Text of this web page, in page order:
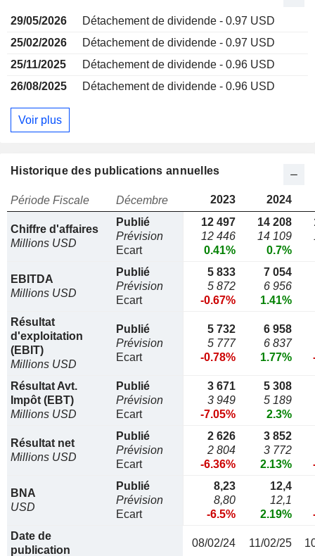
29/05/2026
Détachement de dividende - 0.97 USD
25/02/2026
Détachement de dividende - 0.97 USD
25/11/2025
Détachement de dividende - 0.96 USD
26/08/2025
Détachement de dividende - 0.96 USD
Voir plus
Historique des publications annuelles
Période Fiscale Décembre 2023 2024
Chiffre d'affaires
Millions USD
Publié
Prévision
Ecart
12 497
12 446
0.41%
14 208
14 109
0.7%
EBITDA
Millions USD
Publié
Prévision
Ecart
5 833
5 872
-0.67%
7 054
6 956
1.41%
Résultat
d'exploitation
(EBIT)
Millions USD
Publié
Prévision
Ecart
5 732
5 777
-0.78%
6 958
6 837
1.77%
Résultat Avt.
Impôt (EBT)
Millions USD
Publié
Prévision
Ecart
3 671
3 949
-7.05%
5 308
5 189
2.3%
Résultat net
Millions USD
Publié
Prévision
Ecart
2 626
2 804
-6.36%
3 852
3 772
2.13%
BNA
USD
Publié
Prévision
Ecart
8,23
8,80
-6.5%
12,4
12,1
2.19%
Date de
publication
08/02/24 11/02/25